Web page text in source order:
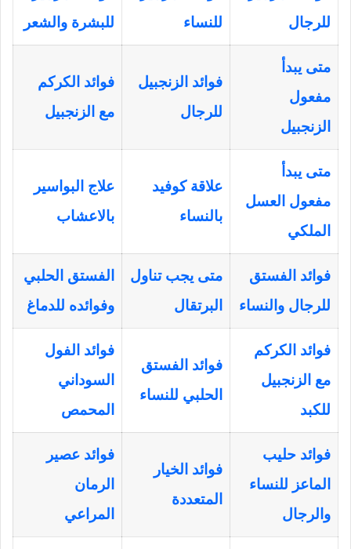
للرجال
للنساء
للبشرة والشعر
متى يبدأ
مفعول
الزنجبيل
فوائد الزنجبيل
للرجال
فوائد الكركم
مع الزنجبيل
متى يبدأ
مفعول العسل
الملكي
علاقة كوفيد
بالنساء
علاج البواسير
بالاعشاب
فوائد الفستق
للرجال والنساء
متى يجب تناول
البرتقال
الفستق الحلبي
وفوائده للدماغ
فوائد الكركم
مع الزنجبيل
للكبد
فوائد الفستق
الحلبي للنساء
فوائد الفول
السوداني
المحمص
فوائد حليب
الماعز للنساء
والرجال
فوائد الخيار
المتعددة
فوائد عصير
الرمان
المراعي